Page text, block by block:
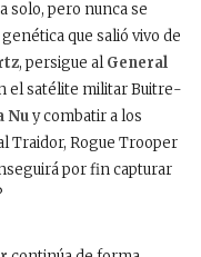
solo, pero nunca se
que salió vivo de
, persigue alGeneral
el satélite militar Buitre-
Nuy combatir a los
Traidor, Rogue Trooper
por fin capturar